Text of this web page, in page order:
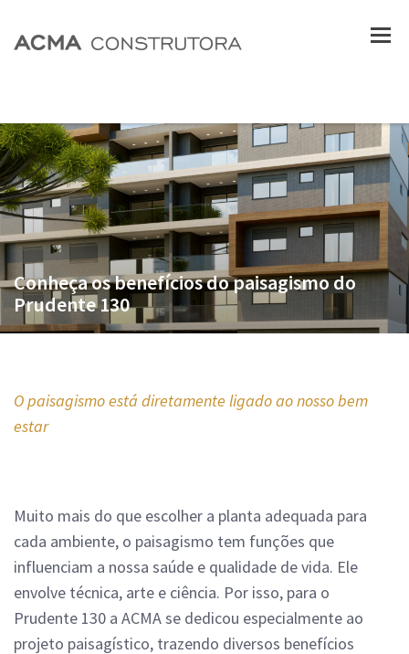
Conheça os benefícios do paisagismo do
Prudente 130
O paisagismo está diretamente ligado ao nosso bem
estar
Muito mais do que escolher a planta adequada para
cada ambiente, o paisagismo tem funções que
influenciam a nossa saúde e qualidade de vida. Ele
envolve técnica, arte e ciência. Por isso, para o
Prudente 130 a ACMA se dedicou especialmente ao
projeto paisagístico, trazendo diversos benefícios